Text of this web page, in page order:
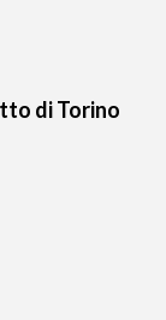
di Torino